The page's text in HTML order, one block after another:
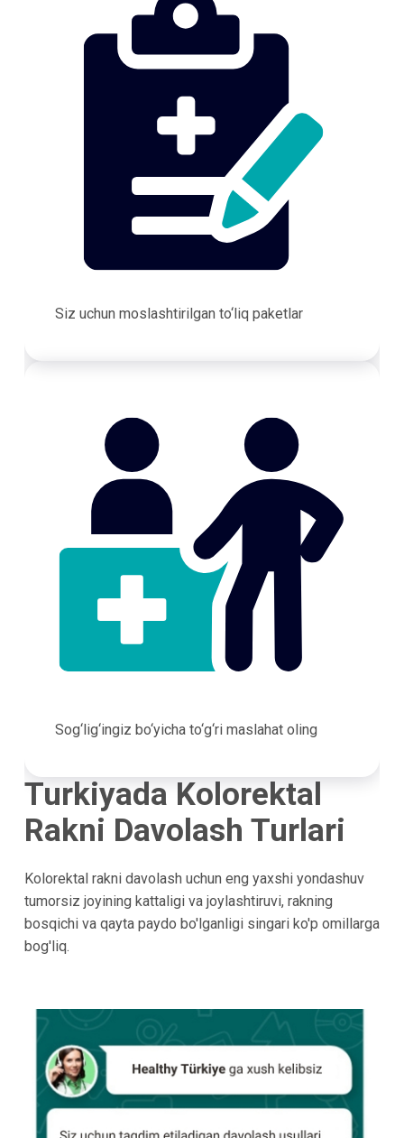
Siz uchun moslashtirilgan to‘liq paketlar
Sog‘lig‘ingiz bo‘yicha to‘g‘ri maslahat oling
Turkiyada Kolorektal
Rakni Davolash Turlari
Kolorektal rakni davolash uchun eng yaxshi yondashuv
tumorsiz joyining kattaligi va joylashtiruvi, rakning
bosqichi va qayta paydo bo'lganligi singari ko'p omillarga
bog'liq.